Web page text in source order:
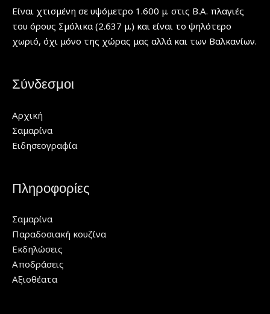
Είναι χτισμένη σε υψόμετρο 1.600 μ. στις Β.Α. πλαγιές
του όρους Σμόλικα (2.637 μ.) και είναι το ψηλότερο
χωριό, όχι μόνο της χώρας μας αλλά και των Βαλκανίων.
Σύνδεσμοι
Αρχική
Σαμαρίνα
Ειδησεογραφία
Πληροφορίες
Σαμαρίνα
Παραδοσιακή κουζίνα
Εκδηλώσεις
Αποδράσεις
Αξιοθέατα